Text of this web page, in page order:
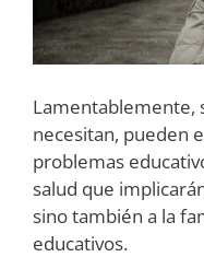
Lamentablemente,
necesitan, pueden
problemas
salud que
sino también a la
educativos.